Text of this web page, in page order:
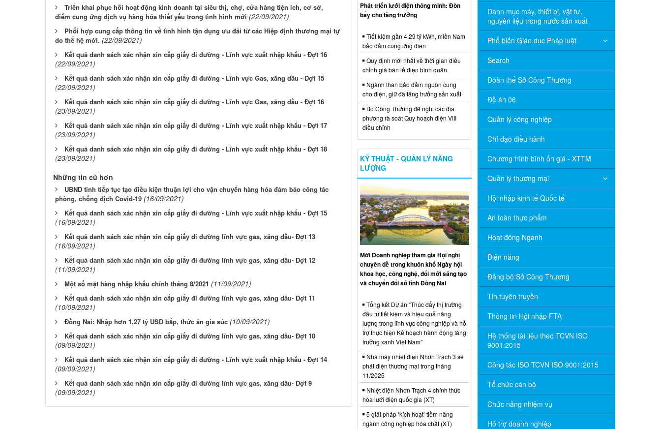
Triển khai phục hồi hoạt động kinh doanh tại siêu thị, chợ, cửa hàng tiện ích, cơ sở,
điểm cung ứng dịch vụ hàng hóa thiết yếu trong tình hình mới (22/09/2021)
Phối hợp cung cấp thông tin về tình hình tận dụng ưu đãi từ các Hiệp định thương mại tự
do thế hệ mới. (22/09/2021)
Kết quả danh sách xác nhận xin cấp giấy đi đường - Lĩnh vực xuất nhập khẩu - Đợt 16
(22/09/2021)
Kết quả danh sách xác nhận xin cấp giấy đi đường - Lĩnh vực Gas, xăng dầu - Đợt 15
(22/09/2021)
Kết quả danh sách xác nhận xin cấp giấy đi đường - Lĩnh vực Gas, xăng dầu - Đợt 16
(23/09/2021)
Kết quả danh sách xác nhận xin cấp giấy đi đường - Lĩnh vực xuất nhập khẩu - Đợt 17
(23/09/2021)
Kết quả danh sách xác nhận xin cấp giấy đi đường - Lĩnh vực xuất nhập khẩu - Đợt 18
(23/09/2021)
Những tin cũ hơn
UBND tỉnh tiếp tục tạo điều kiện thuận lợi cho vận chuyển hàng hóa đảm bảo công tác
phòng, chống dịch Covid-19 (16/09/2021)
Kết quả danh sách xác nhận xin cấp giấy đi đường - Lĩnh vực xuất nhập khẩu - Đợt 15
(16/09/2021)
Kết quả danh sách xác nhận xin cấp giấy đi đường lĩnh vực gas, xăng dầu- Đợt 13
(16/09/2021)
Kết quả danh sách xác nhận xin cấp giấy đi đường lĩnh vực gas, xăng dầu- Đợt 12
(11/09/2021)
Một số mặt hàng nhập khẩu chính tháng 8/2021 (11/09/2021)
Kết quả danh sách xác nhận xin cấp giấy đi đường lĩnh vực gas, xăng dầu- Đợt 11
(10/09/2021)
Đồng Nai: Nhập hơn 1,27 tỷ USD bắp, thức ăn gia súc (10/09/2021)
Kết quả danh sách xác nhận xin cấp giấy đi đường lĩnh vực gas, xăng dầu- Đợt 10
(09/09/2021)
Kết quả danh sách xác nhận xin cấp giấy đi đường - Lĩnh vực xuất nhập khẩu - Đợt 14
(09/09/2021)
Kết quả danh sách xác nhận xin cấp giấy đi đường lĩnh vực gas, xăng dầu- Đợt 9
(09/09/2021)
Danh mục máy, thiết bị, vật tư,
nguyên liệu trong nước sản xuất
Phổ biến Giáo dục Pháp luật
Search
Đoàn thể Sở Công Thương
Đề án 06
Quản lý công nghiệp
Chỉ đạo điều hành
Chương trình bình ổn giá - XTTM
Quản lý thương mại
Hội nhập kinh tế Quốc tế
An toàn thực phẩm
Hoạt động Ngành
Điện năng
Đảng bộ Sở Công Thương
Tin tuyên truyền
Thông tin Hội nhập FTA
Hệ thống tài liệu theo TCVN ISO
9001:2015
Công tác ISO TCVN ISO 9001:2015
Tổ chức cán bộ
Chức năng nhiệm vụ
Hỗ trợ doanh nghiệp
Phát triển lưới điện thông minh: Đòn
bẩy cho tăng trưởng
Tiết kiệm gần 4,29 tỷ kWh, miền Nam
bảo đảm cung ứng điện
Quy định mới nhất về thời gian điều
chỉnh giá bán lẻ điện bình quân
Ngành than bảo đảm nguồn cung
cho điện, giữ đà tăng trưởng sản xuất
Bộ Công Thương đề nghị các địa
phương rà soát Quy hoạch điện VIII
điều chỉnh
KỸ THUẬT - QUẢN LÝ NĂNG
LƯỢNG
Mời Doanh nghiệp tham gia Hội nghị
chuyên đề trong khuôn khổ Ngày hội
khoa học, công nghệ, đổi mới sáng tạo
và chuyển đổi số tỉnh Đồng Nai
Tổng kết Dự án “Thúc đẩy thị trường
đầu tư tiết kiệm và hiệu quả năng
lượng trong lĩnh vực công nghiệp và hỗ
trợ thực hiện Kế hoạch hành động tăng
trưởng xanh Việt Nam”
Nhà máy nhiệt điện Nhơn Trạch 3 sẽ
phát điện thương mại trong tháng
11/2025
Nhiệt điện Nhơn Trạch 4 chính thức
hòa lưới điện quốc gia (XT)
5 giải pháp ‘kích hoạt’ tiềm năng
ngành công nghiệp hóa chất (XT)